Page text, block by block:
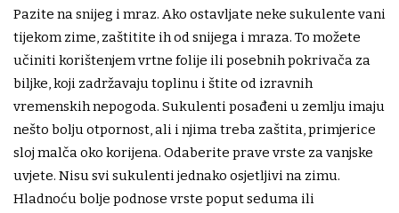
Pazite na snijeg i mraz. Ako ostavljate neke sukulente vani
tijekom zime, zaštitite ih od snijega i mraza. To možete
učiniti korištenjem vrtne folije ili posebnih pokrivača za
biljke, koji zadržavaju toplinu i štite od izravnih
vremenskih nepogoda. Sukulenti posađeni u zemlju imaju
nešto bolju otpornost, ali i njima treba zaštita, primjerice
sloj malča oko korijena. Odaberite prave vrste za vanjske
uvjete. Nisu svi sukulenti jednako osjetljivi na zimu.
Hladnoću bolje podnose vrste poput seduma ili